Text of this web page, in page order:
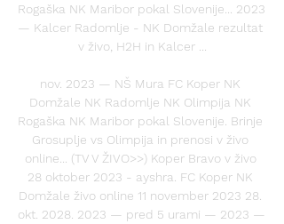
Rogaška NK Maribor pokal Slovenije... 2023
— Kalcer Radomlje - NK Domžale rezultat
v živo, H2H in Kalcer ...
nov. 2023 — NŠ Mura FC Koper NK
Domžale NK Radomlje NK Olimpija NK
Rogaška NK Maribor pokal Slovenije. Brinje
Grosuplje vs Olimpija in prenosi v živo
online... (TV V ŽIVO>>) Koper Bravo v živo
28 oktober 2023 - ayshra. FC Koper NK
Domžale živo online 11 november 2023 28.
okt. 2028. 2023 — pred 5 urami — 2023 —